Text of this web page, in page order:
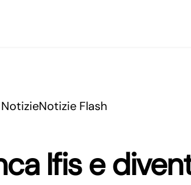
NotizieNotizie Flash
Ifis e